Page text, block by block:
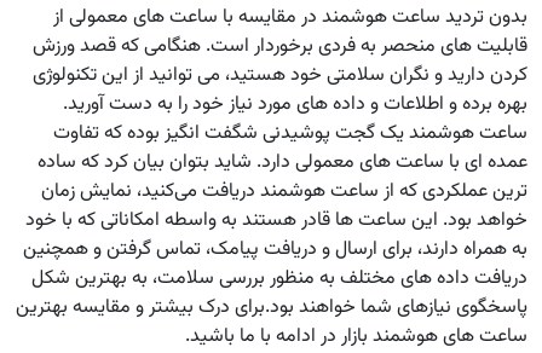
بدون تردید ساعت هوشمند در مقایسه با ساعت های معمولی از
قابلیت های منحصر به فردی برخوردار است. هنگامی که قصد ورزش
کردن دارید و نگران سلامتی خود هستید، می توانید از این تکنولوژی
بهره برده و اطلاعات و داده های مورد نیاز خود را به دست آورید.
ساعت هوشمند یک گجت پوشیدنی شگفت انگیز بوده که تفاوت
عمده ای با ساعت های معمولی دارد. شاید بتوان بیان کرد که ساده
ترین عملکردی که از ساعت هوشمند دریافت می‌کنید، نمایش زمان
خواهد بود. این ساعت ها قادر هستند به واسطه امکاناتی که با خود
به همراه دارند، برای ارسال و دریافت پیامک، تماس گرفتن و همچنین
دریافت داده های مختلف به منظور بررسی سلامت، به بهترین شکل
پاسخگوی نیازهای شما خواهند بود.برای درک بیشتر و مقایسه بهترین
ساعت های هوشمند بازار در ادامه با ما باشید.